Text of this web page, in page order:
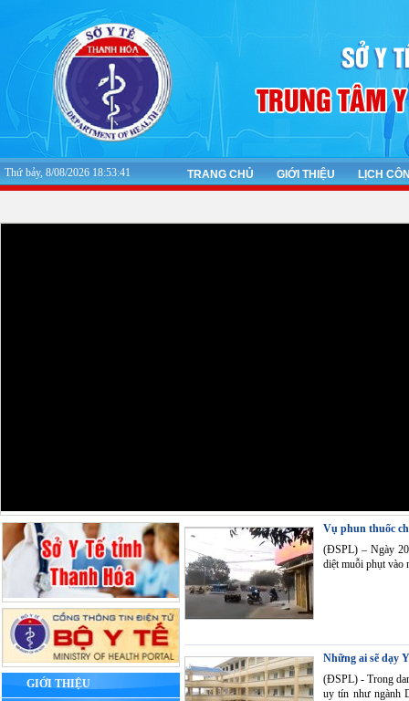
Thứ bảy, 8/08/2026 18:53:42 TRANG CHỦ GIỚI THIỆU LỊCH
GIỚI THIỆU
Vụ phun thuốc
(ĐSPL) – Ngày
diệt muỗi phụt vào
Những ai sẽ dạy
(ĐSPL) - Trong
uy tín như ngành